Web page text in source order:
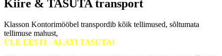
Kiire & TASUTA transport
Klasson Kontorimööbel transpordib kõik tellimused, sõltumata
tellimuse mahust,
ÜLE EESTI - ALATI TASUTA!